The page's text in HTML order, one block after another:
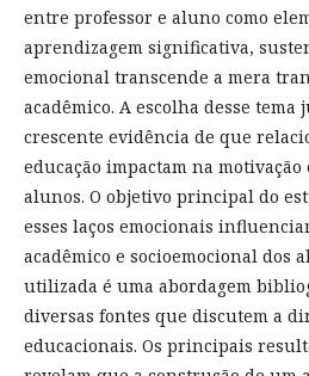
entre professor e aluno como
aprendizagem significativa,
emocional transcende a mera
acadêmico. A escolha desse tema
crescente evidência de que
educação impactam na
alunos. O objetivo principal do
esses laços emocionais
acadêmico e socioemocional dos
utilizada é uma abordagem
diversas fontes que discutem a
educacionais. Os principais